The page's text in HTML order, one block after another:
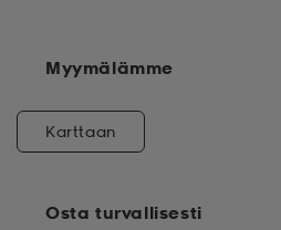
Osta turvallisesti
Myymälämme
Karttaan